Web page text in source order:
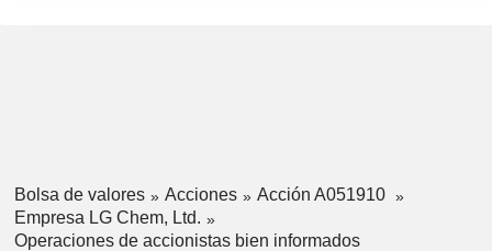
Bolsa de valores Acciones
Acción A051910
Empresa LG Chem, Ltd.
Operaciones de accionistas bien informados